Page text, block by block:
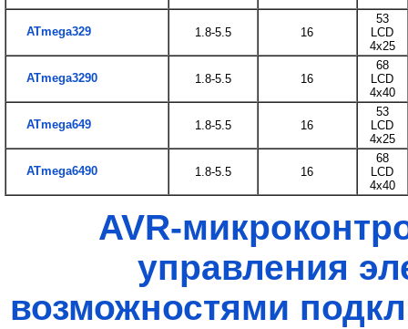
ATmega329 1.8-5.5 16
53
LCD
4x25
ATmega3290 1.8-5.5 16
68
LCD
4x40
ATmega649 1.8-5.5 16
53
LCD
4x25
ATmega6490 1.8-5.5 16
68
LCD
4x40
AVR-
управления
возможностями